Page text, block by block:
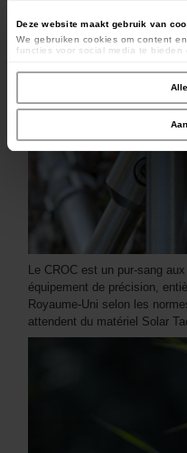
Deze website maakt gebruik van
We gebruiken cookies om content
functies voor social media te bieden
social media, adverteren en
combineren met andere informatie
verzameld op basis van uw gebruik
Le CROC est un pur-sang
équipement de précision,
Royaume-Uni selon les
attendent du matériel Solar